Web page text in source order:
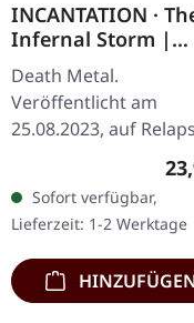
INCANTATION ·
Infernal Storm |
GOLD/SWAMP/
RED/WHITE
LP
Death Metal.
Veröffentlicht am
25.08.2023, auf
Gold/Sumpf/grün/
ßes Splatter-Vinyl im
Standard-Cover.
Incantation kehren
Sofort verfügbar,
Lieferzeit: 1-2 Werktage